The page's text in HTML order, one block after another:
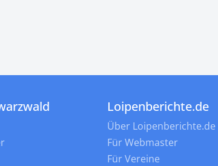
Loipenberichte.de
Über Loipenberichte.de
Für Webmaster
Für Vereine